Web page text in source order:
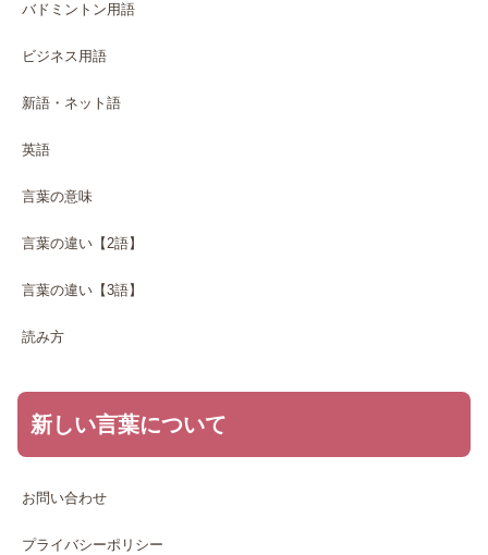
バドミントン用語
ビジネス用語
新語・ネット語
英語
言葉の意味
言葉の違い【2語】
言葉の違い【3語】
読み方
新しい言葉について
お問い合わせ
プライバシーポリシー